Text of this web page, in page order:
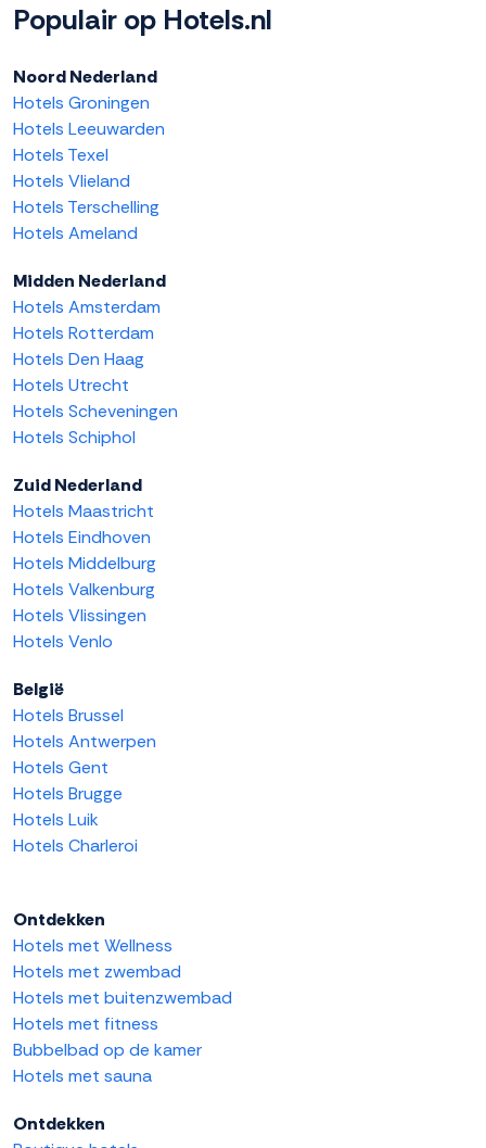
Populair op Hotels.nl
Noord Nederland
Hotels Groningen
Hotels Leeuwarden
Hotels Texel
Hotels Vlieland
Hotels Terschelling
Hotels Ameland
Midden Nederland
Hotels Amsterdam
Hotels Rotterdam
Hotels Den Haag
Hotels Utrecht
Hotels Scheveningen
Hotels Schiphol
Zuid Nederland
Hotels Maastricht
Hotels Eindhoven
Hotels Middelburg
Hotels Valkenburg
Hotels Vlissingen
Hotels Venlo
België
Hotels Brussel
Hotels Antwerpen
Hotels Gent
Hotels Brugge
Hotels Luik
Hotels Charleroi
Ontdekken
Hotels met Wellness
Hotels met zwembad
Hotels met buitenzwembad
Hotels met fitness
Bubbelbad op de kamer
Hotels met sauna
Ontdekken